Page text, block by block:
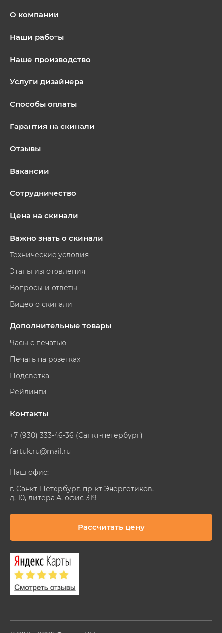
О компании
Наши работы
Наше производство
Услуги дизайнера
Способы оплаты
Гарантия на скинали
Отзывы
Вакансии
Сотрудничество
Цена на скинали
Важно знать о скинали
Технические условия
Этапы изготовления
Вопросы и ответы
Видео о скинали
Дополнительные товары
Часы с печатью
Печать на розетках
Подсветка
Рейлинги
Контакты
+7 (930) 333-46-36 (Санкт-петербург)
fartuk.ru@mail.ru
Наш офис:
г. Санкт-Петербург, пр-кт Энергетиков,
д. 10, литера А, офис 319
Рассчитать цену